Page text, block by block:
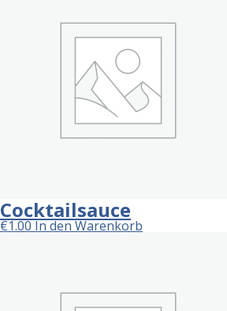
Cocktailsauce
€1.00In den Warenkorb